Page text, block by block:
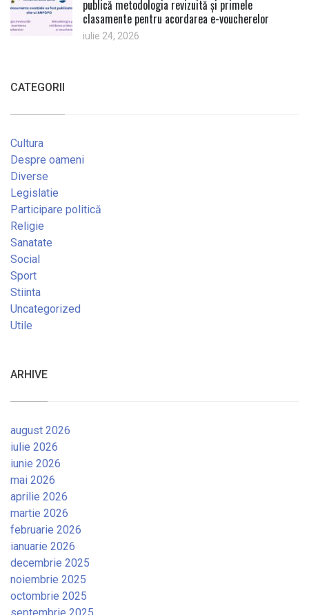
publică metodologia revizuită și primele
clasamente pentru acordarea e-voucherelor
iulie 24, 2026
CATEGORII
Cultura
Despre oameni
Diverse
Legislatie
Participare politică
Religie
Sanatate
Social
Sport
Stiinta
Uncategorized
Utile
ARHIVE
august 2026
iulie 2026
iunie 2026
mai 2026
aprilie 2026
martie 2026
februarie 2026
ianuarie 2026
decembrie 2025
noiembrie 2025
octombrie 2025